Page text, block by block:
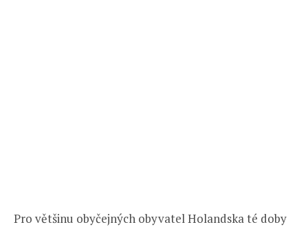
Pro většinu obyčejných obyvatel Holandska té doby